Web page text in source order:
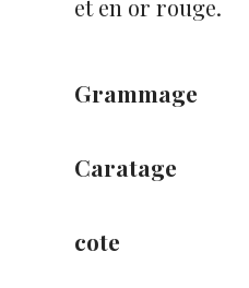
et en or rouge.
Grammage
Caratage
cote